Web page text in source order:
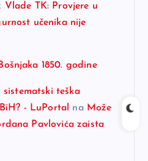
Vlade TK: Provjere u
učenika nije
1850. godine
teška
- LuPortal
na Može
Pavlovića zaista